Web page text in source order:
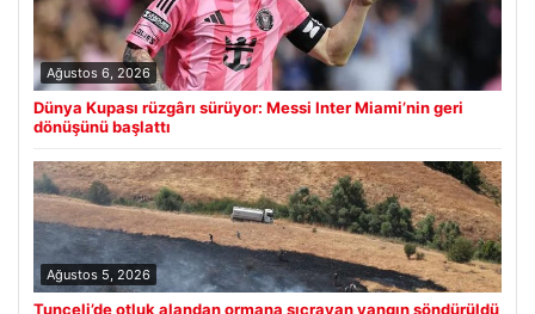
Ağustos 6, 2026
Dünya Kupası rüzgârı sürüyor: Messi Inter Miami’nin geri
dönüşünü başlattı
Ağustos 5, 2026
Tunceli’de otluk alandan ormana sıçrayan yangın söndürüldü